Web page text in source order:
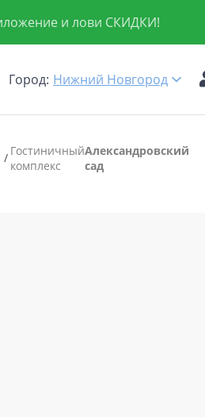
и лови СКИДКИ!
Город: Нижний Новгород
Гостиничный
комплекс
Александровский
сад